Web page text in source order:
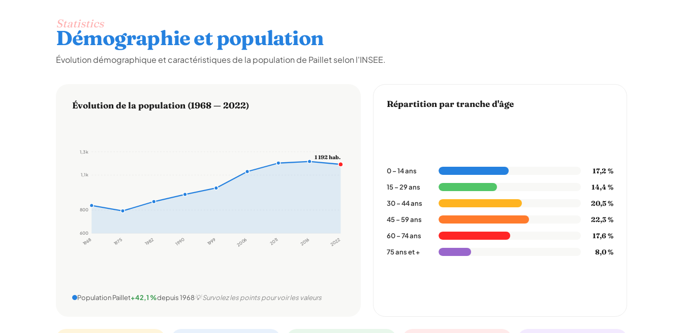
Statistics
Démographie et population
Évolution démographique et caractéristiques de la population de Paillet selon l'INSEE.
Évolution de la population (1968 — 2022)
600
800
1,1 k
1,3 k
1968 1975 1982 1990 1999 2006 2011 2016 2022
1 192 hab.
Population Paillet+42,1 %depuis 1968💡 Survolez les points pour voir les valeurs
Répartition par tranche d'âge
0 – 14 ans 17,2 %
15 – 29 ans 14,4 %
30 – 44 ans 20,5 %
45 – 59 ans 22,3 %
60 – 74 ans 17,6 %
75 ans et + 8,0 %